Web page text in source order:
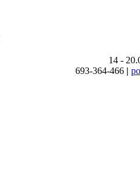
14 -
693-364-466 |